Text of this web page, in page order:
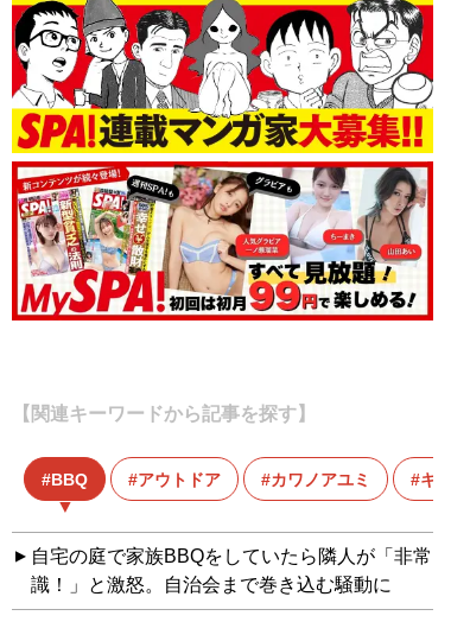
【関連キーワードから記事を探す】
BBQ アウトドア カワノアユミ キャバ
自宅の庭で家族BBQをしていたら隣人が「非常
識！」と激怒。自治会まで巻き込む騒動に